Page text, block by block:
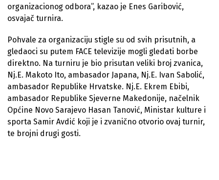
organizacionog odbora”, kazao je Enes Garibović,
osvajač turnira.
Pohvale za organizaciju stigle su od svih prisutnih, a
gledaoci su putem FACE televizije mogli gledati borbe
direktno. Na turniru je bio prisutan veliki broj zvanica,
Nj.E. Makoto Ito, ambasador Japana, Nj.E. Ivan Sabolić,
ambasador Republike Hrvatske. Nj.E. Ekrem Ebibi,
ambasador Republike Sjeverne Makedonije, načelnik
Općine Novo Sarajevo Hasan Tanović, Ministar kulture i
sporta Samir Avdić koji je i zvanično otvorio ovaj turnir,
te brojni drugi gosti.